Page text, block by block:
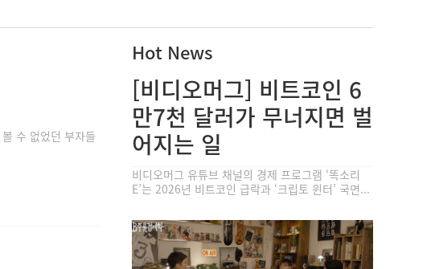
수 없었던 부자들
Hot News
[비디오머그] 비트코인 6
만7천 달러가 무너지면 벌
어지는 일
비디오머그 유튜브 채널의 경제 프로그램 ‘똑소리
E’는 2026년 비트코인 급락과 ‘크립토 윈터’ 국면...